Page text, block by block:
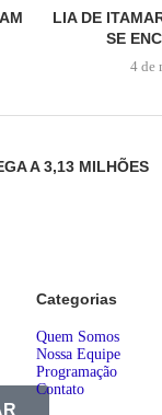
LIA DE
SE
4 de
A 3,13 MILHÕES
Categorias
Quem Somos
Nossa Equipe
Programação
Contato